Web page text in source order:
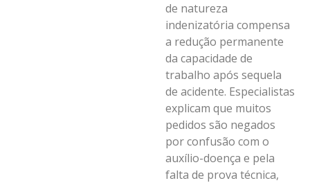
de natureza
indenizatória compensa
a redução permanente
da capacidade de
trabalho após sequela
de acidente. Especialistas
explicam que muitos
pedidos são negados
por confusão com o
auxílio-doença e pela
falta de prova técnica,